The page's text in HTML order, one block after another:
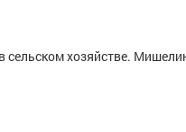
хозяйстве.